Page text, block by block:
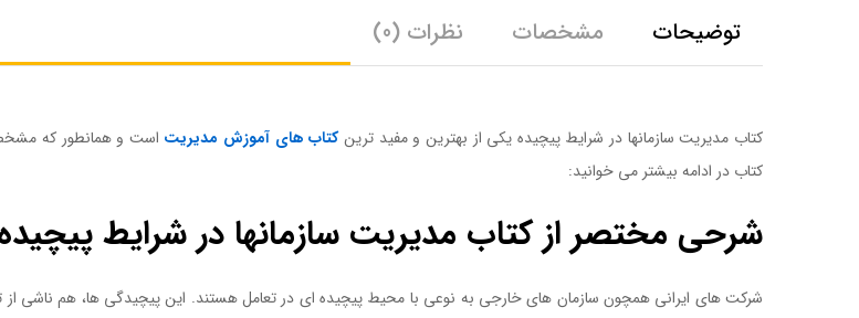
توضیحات مشخصات نظرات (0)
کتاب مدیریت سازمانها در شرایط پیچیده یکی از بهترین و مفید ترینکتاب های آموزش مدیریت است و همانطور که
کتاب در ادامه بیشتر می خوانید:
شرحی مختصر از کتاب مدیریت سازمانها در شرایط
شرکت های ایرانی همچون سازمان های خارجی به نوعی با محیط پیچیده ای در تعامل هستند. این پیچیدگی ها، هم ناشی